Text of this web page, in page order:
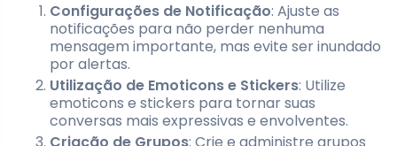
Configurações de Notificação: Ajuste as
notificações para não perder nenhuma
mensagem importante, mas evite ser inundado
por alertas.
Utilização de Emoticons e Stickers: Utilize
emoticons e stickers para tornar suas
conversas mais expressivas e envolventes.